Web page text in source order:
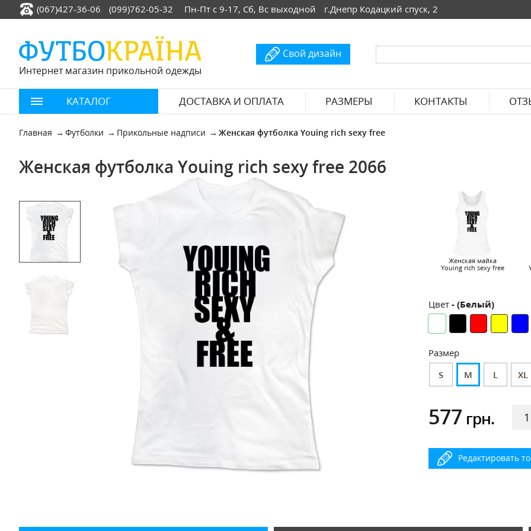
(067)427-36-06 (099)762-05-32 Пн-Пт с 9-17, Сб, Вс выходной г.Днепр Кодацкий спуск, 2
Интернет магазин прикольной одежды
Свой дизайн
КАТАЛОГ ДОСТАВКА И ОПЛАТА РАЗМЕРЫ КОНТАКТЫ
Главная Футболки Прикольные надписи Женская футболка Youing rich sexy free
Женская футболка Youing rich sexy free 2066
Женская майка
Youing rich sexy free
Цвет - (Белый)
Размер
S
M L XL
577 грн.
Редактировать